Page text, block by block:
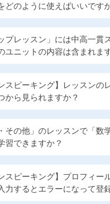
どのように使えばいいです
プレッスン」には中高一貫
ユニットの内容は含まれま
スピーキング】レッスンの
から見られますか？
その他」のレッスンで「数
習できますか？
スピーキング】プロフィー
力するとエラーになって登